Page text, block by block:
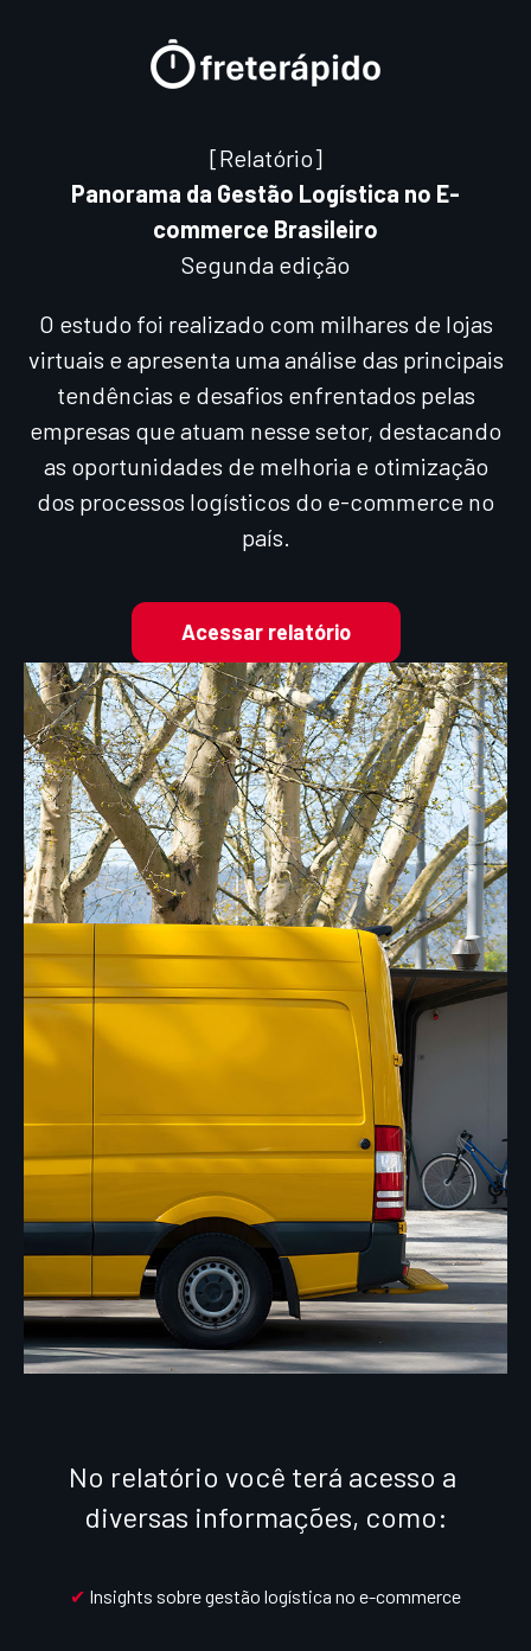
[Relatório]
Panorama da Gestão Logística no E-
commerce Brasileiro
Segunda edição
O estudo foi realizado com milhares de lojas
virtuais e apresenta uma análise das principais
tendências e desafios enfrentados pelas
empresas que atuam nesse setor, destacando
as oportunidades de melhoria e otimização
dos processos logísticos do e-commerce no
país.​
Acessar relatório
No relatório você terá acesso a
diversas informações, como:
✔ Insights sobre gestão logística no e-commerce